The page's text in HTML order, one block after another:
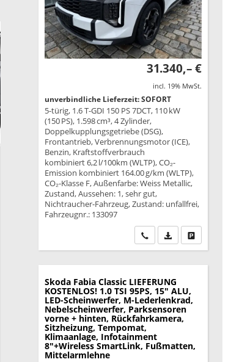
31.340,– €
incl. 19% MwSt.
unverbindliche Lieferzeit: SOFORT
5-türig, 1.6 T-GDI 150 PS 7DCT, 110 kW
(150 PS), 1.598 cm³, 4 Zylinder,
Doppelkupplungsgetriebe (DSG),
Frontantrieb, Verbrennungsmotor (ICE),
Benzin, Kraftstoffverbrauch
kombiniert 6,2 l/100km (WLTP), CO₂-
Emission kombiniert 164.00 g/km (WLTP),
CO₂-Klasse F, Außenfarbe: Weiss Metallic,
Zustand, Aussehen: 1, sehr gut,
Nichtraucher-Fahrzeug, Zustand: unfallfrei,
Fahrzeugnr.: 133097
Wir rufen Sie an
PDF-Datei,Drucken,
Skoda Fabia Classic LIEFERUNG
KOSTENLOS! 1.0 TSI 95PS, 15" ALU,
LED-Scheinwerfer, M-Lederlenkrad,
Nebelscheinwerfer, Parksensoren
vorne + hinten, Rückfahrkamera,
Sitzheizung, Tempomat,
Klimaanlage, Infotainment
8"+Wireless SmartLink, Fußmatten,
Mittelarmlehne